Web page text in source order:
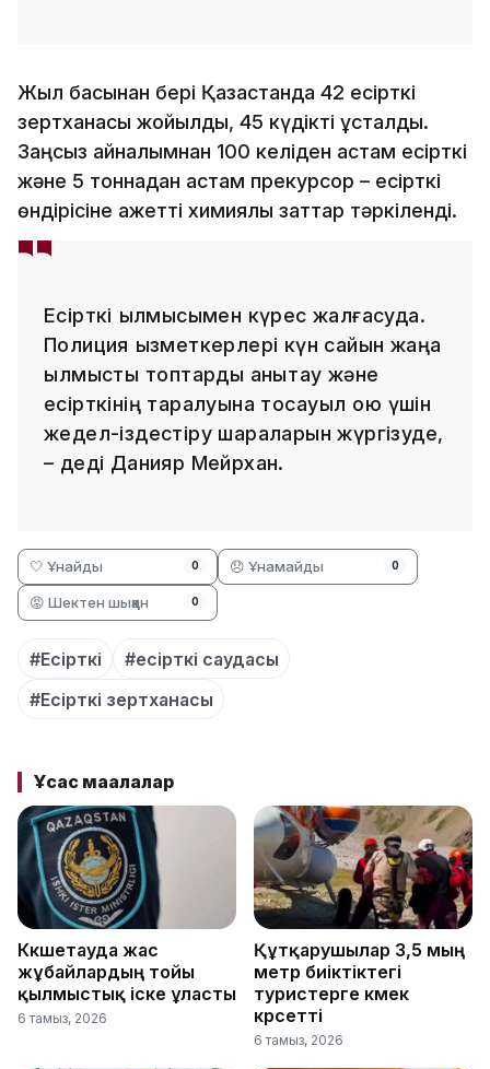
Жыл басынан бері Қазақстанда 42 есірткі
зертханасы жойылды, 45 күдікті ұсталды.
Заңсыз айналымнан 100 келіден астам есірткі
және 5 тоннадан астам прекурсор – есірткі
өндірісіне қажетті химиялық заттар тәркіленді.
Есірткі қылмысымен күрес жалғасуда.
Полиция қызметкерлері күн сайын жаңа
қылмыстық топтарды анықтау және
есірткінің таралуына тосқауыл қою үшін
жедел-іздестіру шараларын жүргізуде,
– деді Данияр Мейрхан.
🤍 Ұнайды 0 😞 Ұнамайды 0
😡 Шектен шыққан 0
#Есірткі
#есірткі саудасы
#Есірткі зертханасы
Ұқсас мақалалар
Көкшетауда жас
жұбайлардың тойы
қылмыстық іске ұласты
6 тамыз, 2026
Құтқарушылар 3,5 мың
метр биіктіктегі
туристерге көмек
көрсетті
6 тамыз, 2026